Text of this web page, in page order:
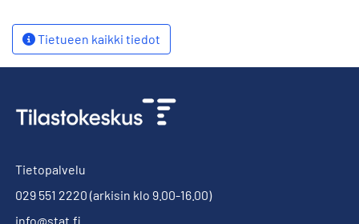
Tietueen kaikki tiedot
Tietopalvelu
029 551 2220 (arkisin klo 9.00-16.00)
info@stat.fi